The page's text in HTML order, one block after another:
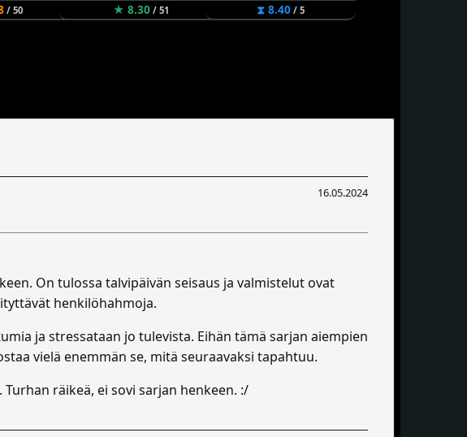
/ 50 ★ 8.30/ 51 ⧗ 8.40 / 5
16.05.2024
On tulossa talvipäivän seisaus ja valmistelut ovat
henkilöhahmoja.
ja stressataan jo tulevista. Eihän tämä sarjan aiempien
vielä enemmän se, mitä seuraavaksi tapahtuu.
räikeä, ei sovi sarjan henkeen. :/